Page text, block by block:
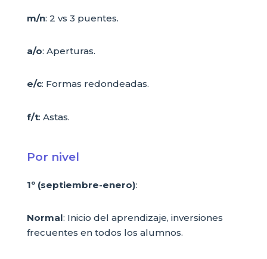
m/n: 2 vs 3 puentes.
a/o: Aperturas.
e/c: Formas redondeadas.
f/t: Astas.
Por nivel
1º (septiembre-enero):
Normal: Inicio del aprendizaje, inversiones
frecuentes en todos los alumnos.